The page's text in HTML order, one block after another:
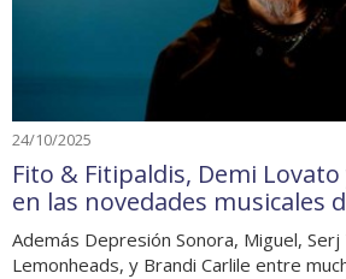
24/10/2025
Fito & Fitipaldis, Demi
en las novedades musicales
Además Depresión Sonora, Miguel, Serj
Lemonheads, y Brandi Carlile entre